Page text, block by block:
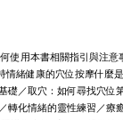
使用本書相關指引與注意
情緒健康的穴位按摩什麼
礎／取穴：如何尋找穴位
轉化情緒的靈性練習／療